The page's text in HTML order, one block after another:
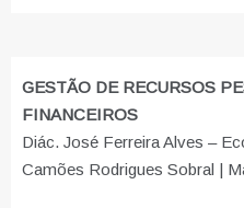
GESTÃO DE RECURSOS
FINANCEIROS
Diác. José Ferreira Alves –
Camões Rodrigues Sobral |